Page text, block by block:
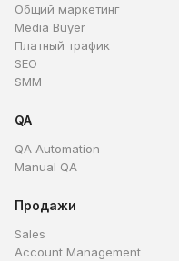
Общий маркетинг
Media Buyer
Платный трафик
SEO
SMM
QA
QA Automation
Manual QA
Продажи
Sales
Account Management